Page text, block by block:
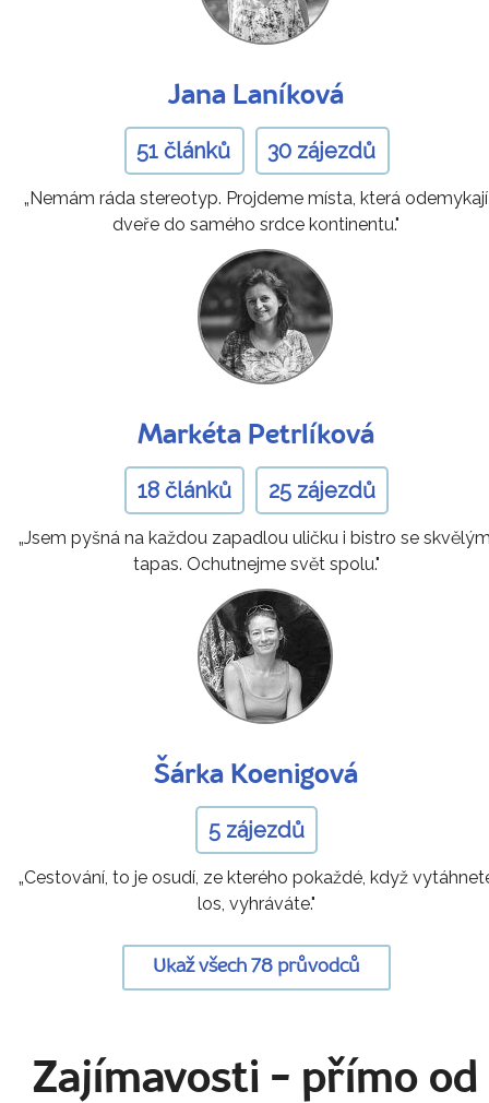
Jana Laníková
51 článků 30 zájezdů
„Nemám ráda stereotyp. Projdeme místa, která odemykají
dveře do samého srdce kontinentu."
Markéta Petrlíková
18 článků 25 zájezdů
„Jsem pyšná na každou zapadlou uličku i bistro se
tapas. Ochutnejme svět spolu."
Šárka Koenigová
5 zájezdů
„Cestování, to je osudí, ze kterého pokaždé, když
los, vyhráváte."
Ukaž všech 78 průvodců
Zajímavosti - přímo od